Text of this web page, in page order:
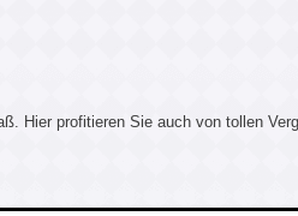
Hier profitieren Sie auch von tollen